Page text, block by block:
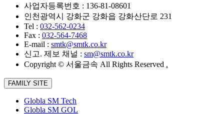
사업자등록번호 : 136-81-08601
인천광역시 강화군 강화읍 강화산단로 231
Tel : 032-562-0234
Fax : 032-564-7468
E-mail : smtk@smtk.co.kr
신고. 제보 채널 : sm@smtk.co.kr
Copyright © 서울금속 All Rights Reserved .
FAMILY SITE
Globla SM Tech
Globla SM GOL